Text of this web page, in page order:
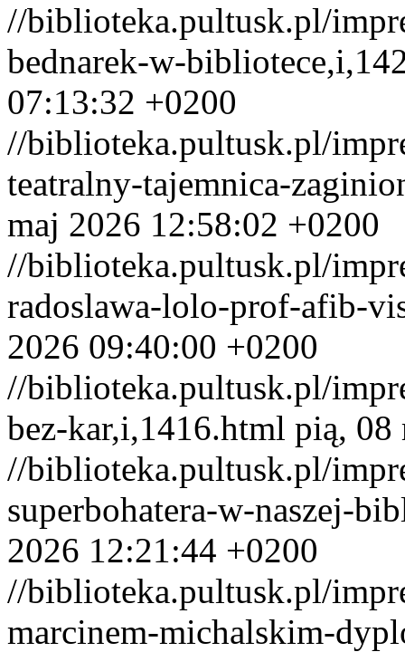
//biblioteka.pultusk.pl/
bednarek-w-
07:13:32 +0200
//biblioteka.pultusk.pl/
teatralny-tajemnica-
maj 2026 12:58:02 +0200
//biblioteka.pultusk.pl/
radoslawa-lolo-prof-afib-
2026 09:40:00 +0200
//biblioteka.pultusk.pl/
bez-kar,i,1416.html pią, 08
//biblioteka.pultusk.pl/
superbohatera-w-naszej-
2026 12:21:44 +0200
//biblioteka.pultusk.pl/
marcinem-michalskim-